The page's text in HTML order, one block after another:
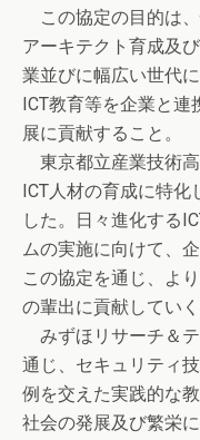
この協定の目的は
アーキテクト育成及
業並びに幅広い世代
ICT教育等を企業と連
展に貢献すること。
東京都立産業技術
ICT人材の育成に特化
した。日々進化する
ムの実施に向けて、
この協定を通じ、よ
の輩出に貢献していく
みずほリサーチ＆
通じ、セキュリティ
例を交えた実践的な
社会の発展及び繁栄